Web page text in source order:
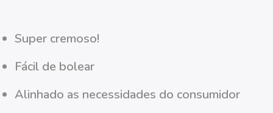
super cremoso!
fácil de bolear
alinhado as necessidades do consumidor